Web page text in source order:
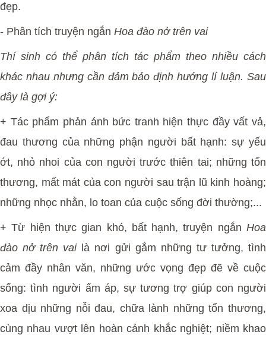
đẹp.
- Phân tích truyện ngắn Hoa đào nở trên vai
Thí sinh có thể phân tích tác phẩm theo nhiều cách
khác nhau nhưng cần đảm bảo định hướng lí luận. Sau
đây là gợi ý:
+ Tác phẩm phản ánh bức tranh hiện thực đầy vất vả,
đau thương của những phận người bất hạnh: sự yếu
ớt, nhỏ nhoi của con người trước thiên tai; những tổn
thương, mất mát của con người sau trận lũ kinh hoàng;
những nhọc nhằn, lo toan của cuộc sống đời thường;...
+ Từ hiện thực gian khó, bất hạnh, truyện ngắn Hoa
đào nở trên vailà nơi gửi gắm những tư tưởng, tình
cảm đầy nhân văn, những ước vọng đẹp đẽ về cuộc
sống: tình người ấm áp, sự tương trợ giúp con người
xoa dịu những nỗi đau, chữa lành những tổn thương,
cùng nhau vượt lên hoàn cảnh khắc nghiệt; niềm khao